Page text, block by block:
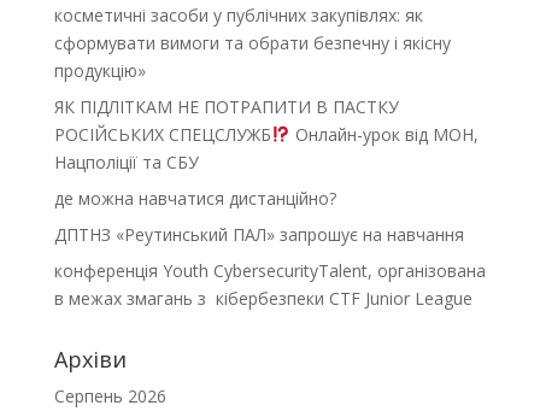
косметичні засоби у публічних закупівлях: як
сформувати вимоги та обрати безпечну і якісну
продукцію»
ЯК ПІДЛІТКАМ НЕ ПОТРАПИТИ В ПАСТКУ
РОСІЙСЬКИХ СПЕЦСЛУЖБ
Онлайн-урок від МОН,
Нацполіції та СБУ
де можна навчатися дистанційно?
ДПТНЗ «Реутинський ПАЛ» запрошує на навчання
конференція Youth CybersecurityTalent, організована
в межах змагань з кібербезпеки CTF Junior League
Архіви
Серпень 2026